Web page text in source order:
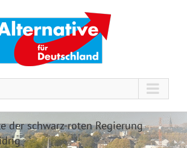
der schwarz-roten Regierung